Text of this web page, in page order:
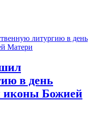
в день
иконы Божией